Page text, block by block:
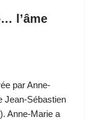
l’âme
par Anne-
Jean-Sébastien
Anne-Marie a